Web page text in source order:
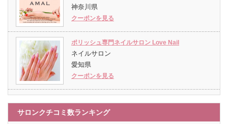
神奈川県
クーポンを見る
ポリッシュ専門ネイルサロン Love Nail
ネイルサロン
愛知県
クーポンを見る
サロンクチコミ数ランキング